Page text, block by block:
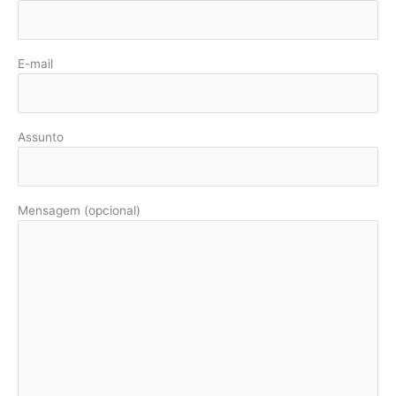
E-mail
Assunto
Mensagem (opcional)